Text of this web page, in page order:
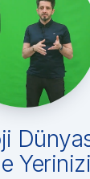
Yerinizi